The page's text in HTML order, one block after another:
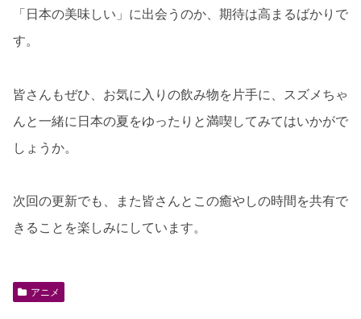
「日本の美味しい」に出会うのか、期待は高まるばかりで
す。
皆さんもぜひ、お気に入りの飲み物を片手に、スズメちゃ
んと一緒に日本の夏をゆったりと満喫してみてはいかがで
しょうか。
次回の更新でも、また皆さんとこの癒やしの時間を共有で
きることを楽しみにしています。
アニメ